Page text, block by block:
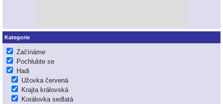
Kategorie
Začínáme
Pochlubte se
Hadi
Užovka červená
Krajta královská
Korálovka sedlatá